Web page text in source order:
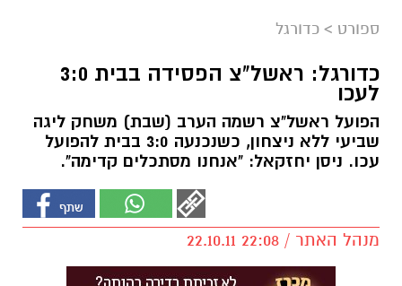
ספורט > כדורגל
כדורגל: ראשל"צ הפסידה בבית 3:0
לעכו
הפועל ראשל"צ רשמה הערב (שבת) משחק ליגה
שביעי ללא ניצחון, כשנכנעה 3:0 בבית להפועל
עכו. ניסן יחזקאל: "אנחנו מסתכלים קדימה".
מנהל האתר / 22:08 22.10.11